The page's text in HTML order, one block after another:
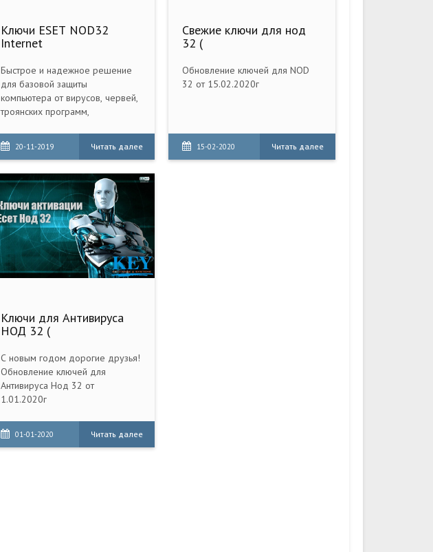
Ключи ESET NOD32
Internet
Быстрое и надежное решение
для базовой защиты
компьютера от вирусов, червей,
троянских программ,
потенциально опасного ПО,
эксплойтов, руткитов и фишинг-
20-11-2019 Читать далее
Свежие ключи для нод
32 (
Обновление ключей для NOD
32 от 15.02.2020г
15-02-2020 Читать далее
Ключи для Антивируса
НОД 32 (
С новым годом дорогие друзья!
Обновление ключей для
Антивируса Нод 32 от
1.01.2020г
01-01-2020 Читать далее